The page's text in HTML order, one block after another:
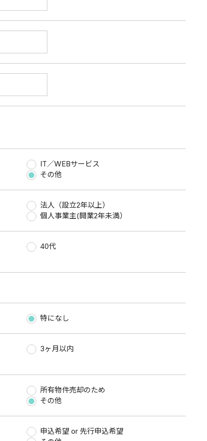
IT／WEBサービス
その他
法人（設立2年以上）
個人事業主(開業2年未満）
40代
特になし
3ヶ月以内
所有物件売却のため
その他
申込希望 or 先行申込希望